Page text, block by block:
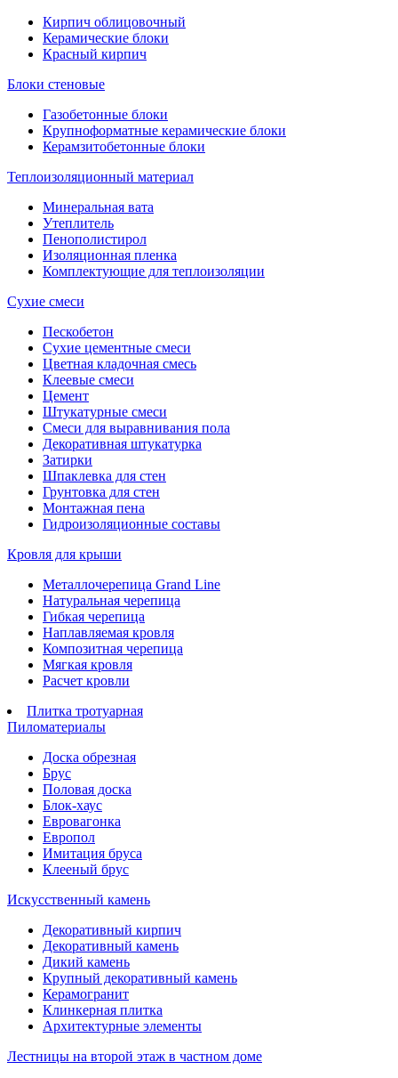
Кирпич облицовочный
Керамические блоки
Красный кирпич
Блоки стеновые
Газобетонные блоки
Крупноформатные керамические блоки
Керамзитобетонные блоки
Теплоизоляционный материал
Минеральная вата
Утеплитель
Пенополистирол
Изоляционная пленка
Комплектующие для теплоизоляции
Сухие смеси
Пескобетон
Сухие цементные смеси
Цветная кладочная смесь
Клеевые смеси
Цемент
Штукатурные смеси
Смеси для выравнивания пола
Декоративная штукатурка
Затирки
Шпаклевка для стен
Грунтовка для стен
Монтажная пена
Гидроизоляционные составы
Кровля для крыши
Металлочерепица Grand Line
Натуральная черепица
Гибкая черепица
Наплавляемая кровля
Композитная черепица
Мягкая кровля
Расчет кровли
Плитка тротуарная
Пиломатериалы
Доска обрезная
Брус
Половая доска
Блок-хаус
Евровагонка
Европол
Имитация бруса
Клееный брус
Искусственный камень
Декоративный кирпич
Декоративный камень
Дикий камень
Крупный декоративный камень
Керамогранит
Клинкерная плитка
Архитектурные элементы
Лестницы на второй этаж в частном доме